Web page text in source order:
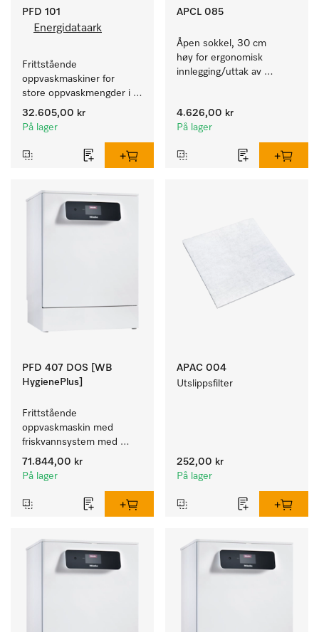
PFD 101
Energidataark
Frittstående
oppvaskmaskiner for
store oppvaskmengder i
husholdninger, kantiner,
kafeer og grovkjøkken.
32.605,00 kr
På lager
APCL 085
Åpen sokkel, 30 cm
høy for ergonomisk
innlegging/uttak av
4.626,00 kr
På lager
PFD 407 DOS [WB
HygienePlus]
Frittstående
oppvaskmaskin med
friskvannsystem med
kurver for pleiehjem,
barnehager og alle som
71.844,00 kr
På lager
APAC 004
Utslippsfilter
252,00 kr
På lager